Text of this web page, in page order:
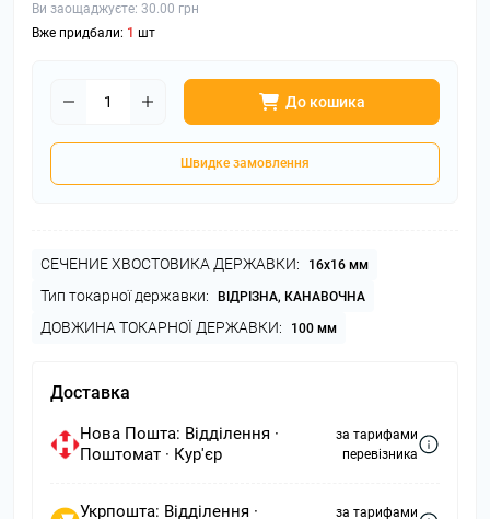
Ви заощаджуєте: 30.00 грн
Вже придбали: 1 шт
До кошика
Швидке замовлення
СЕЧЕНИЕ ХВОСТОВИКА ДЕРЖАВКИ: 16х16 мм
Тип токарної державки: ВІДРІЗНА, КАНАВОЧНА
ДОВЖИНА ТОКАРНОЇ ДЕРЖАВКИ: 100 мм
Доставка
Нова Пошта: Відділення ·
Поштомат · Кур'єр
за тарифами
перевізника
Укрпошта: Відділення ·
за тарифами